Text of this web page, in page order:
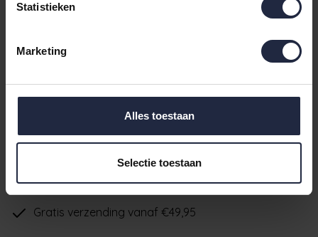
Statistieken
Marketing
Alles toestaan
Selectie toestaan
€4,95
voor 16.00 uur besteld ma t/m vrij, dezelfde dag verzonden
IN DE WINKELWAGEN
Ruim aanbod badtextiel
Verzending binnen 24 uur indien voorradig
Gratis verzending vanaf €49,95